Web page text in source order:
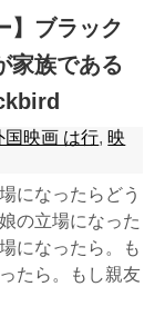
】ブラック
族である
国映画 は行, 映
になったらどう
の立場になった
になったら。も
たら。もし親友